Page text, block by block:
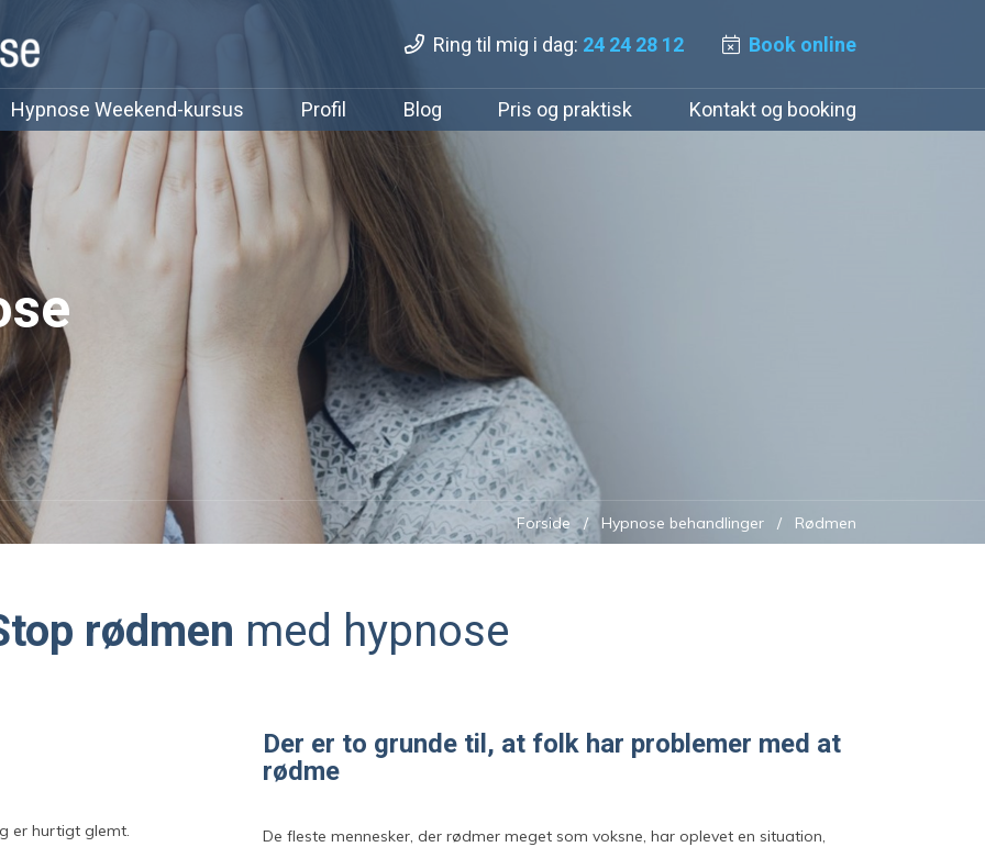
Ring til mig i dag: 24 24 28 12 Book online
Hypnose Weekend-kursus Profil Blog Pris og praktisk Kontakt og booking
Forside Hypnose behandlinger Rødmen
rødmen med hypnose
er hurtigt glemt.
Der er to grunde til, at folk har problemer med at
rødme
De fleste mennesker, der rødmer meget som voksne, har oplevet en situation,